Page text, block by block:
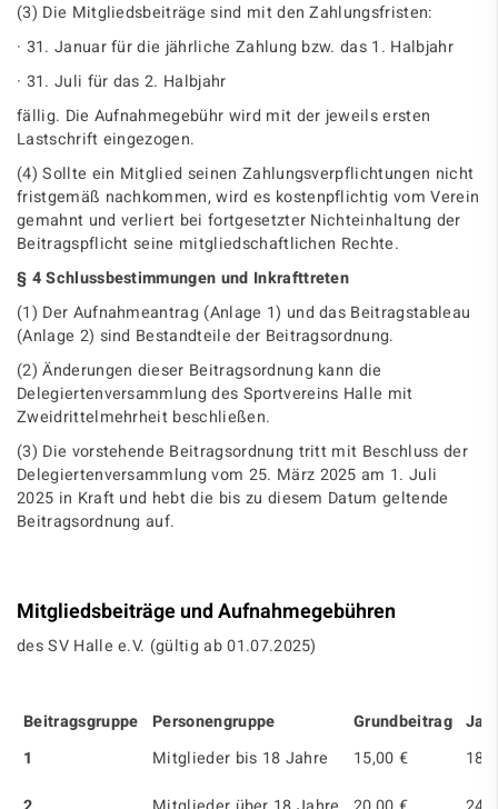
(3) Die Mitgliedsbeiträge sind mit den Zahlungsfristen:
· 31. Januar für die jährliche Zahlung bzw. das 1. Halbjahr
· 31. Juli für das 2. Halbjahr
fällig. Die Aufnahmegebühr wird mit der jeweils ersten
Lastschrift eingezogen.
(4) Sollte ein Mitglied seinen Zahlungsverpflichtungen nicht
fristgemäß nachkommen, wird es kostenpflichtig vom Verein
gemahnt und verliert bei fortgesetzter Nichteinhaltung der
Beitragspflicht seine mitgliedschaftlichen Rechte.
§ 4 Schlussbestimmungen und Inkrafttreten
(1) Der Aufnahmeantrag (Anlage 1) und das Beitragstableau
(Anlage 2) sind Bestandteile der Beitragsordnung.
(2) Änderungen dieser Beitragsordnung kann die
Delegiertenversammlung des Sportvereins Halle mit
Zweidrittelmehrheit beschließen.
(3) Die vorstehende Beitragsordnung tritt mit Beschluss der
Delegiertenversammlung vom 25. März 2025 am 1. Juli
2025 in Kraft und hebt die bis zu diesem Datum geltende
Beitragsordnung auf.
Mitgliedsbeiträge und Aufnahmegebühren
des SV Halle e.V. (gültig ab 01.07.2025)
Beitragsgruppe Personengruppe Grundbeitrag
1
Mitglieder bis 18 Jahre 15,00 €